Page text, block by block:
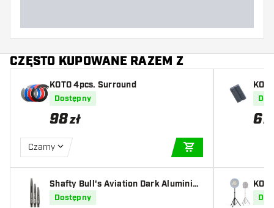
CZĘSTO KUPOWANE RAZEM Z
KOTO 4pcs. Surround
Dostępny
98zł
Czarny
Shafty Bull's Aviation Dark Aluminiu
mDostępny
6zł
czy